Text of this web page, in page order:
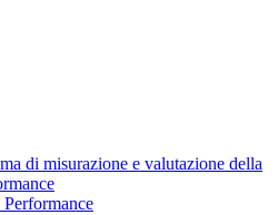
di misurazione e valutazione della